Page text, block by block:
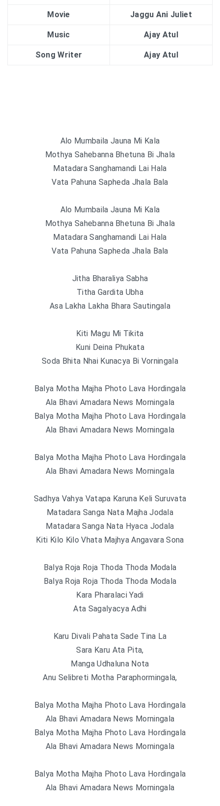
Movie Jaggu Ani Juliet
Music Ajay Atul
Song Writer Ajay Atul
Alo Mumbaila Jauna Mi Kala
Mothya Sahebanna Bhetuna Bi Jhala
Matadara Sanghamandi Lai Hala
Vata Pahuna Sapheda Jhala Bala
Alo Mumbaila Jauna Mi Kala
Mothya Sahebanna Bhetuna Bi Jhala
Matadara Sanghamandi Lai Hala
Vata Pahuna Sapheda Jhala Bala
Jitha Bharaliya Sabha
Titha Gardita Ubha
Asa Lakha Lakha Bhara Sautingala
Kiti Magu Mi Tikita
Kuni Deina Phukata
Soda Bhita Nhai Kunacya Bi Vorningala
Balya Motha Majha Photo Lava Hordingala
Ala Bhavi Amadara News Morningala
Balya Motha Majha Photo Lava Hordingala
Ala Bhavi Amadara News Morningala
Balya Motha Majha Photo Lava Hordingala
Ala Bhavi Amadara News Morningala
Sadhya Vahya Vatapa Karuna Keli Suruvata
Matadara Sanga Nata Majha Jodala
Matadara Sanga Nata Hyaca Jodala
Kiti Kilo Kilo Vhata Majhya Angavara Sona
Balya Roja Roja Thoda Thoda Modala
Balya Roja Roja Thoda Thoda Modala
Kara Pharalaci Yadi
Ata Sagalyacya Adhi
Karu Divali Pahata Sade Tina La
Sara Karu Ata Pita,
Manga Udhaluna Nota
Anu Selibreti Motha Paraphormingala,
Balya Motha Majha Photo Lava Hordingala
Ala Bhavi Amadara News Morningala
Balya Motha Majha Photo Lava Hordingala
Ala Bhavi Amadara News Morningala
Balya Motha Majha Photo Lava Hordingala
Ala Bhavi Amadara News Morningala